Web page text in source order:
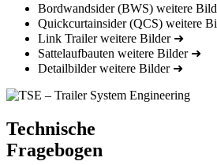
Bordwandsider (BWS) weitere
Quickcurtainsider (QCS) weitere
Link Trailerweitere Bilder➜
Sattelaufbauten weitere Bilder➜
Detailbilderweitere Bilder➜
Technische
Fragebogen